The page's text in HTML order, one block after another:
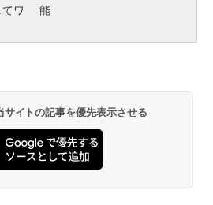
ワ
能
イトの記事を優先表示させる